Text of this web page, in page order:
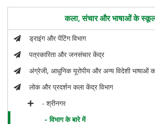
कला, संचार और भाषाओं के
ड्राइंग और पेंटिंग विभाग
पत्रकारिता और जनसंचार केंद्र
अंग्रेजी, आधुनिक यूरोपीय और अन्य विदेशी भाषाओं
लोक और प्रदर्शन कला केंद्र विभाग
- श्रीनगर
- विभाग के बारे में